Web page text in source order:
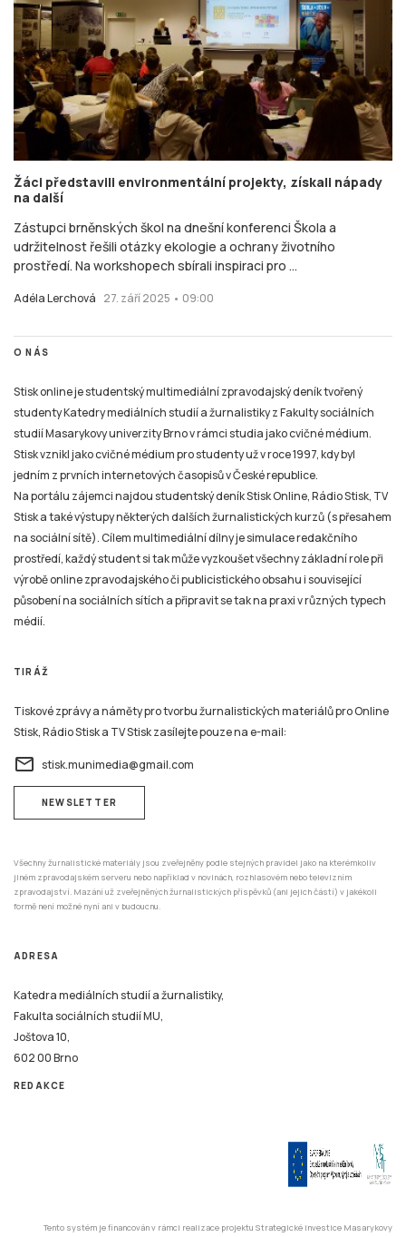
Žáci představili environmentální projekty, získali nápady
na další
Zástupci brněnských škol na dnešní konferenci Škola a
udržitelnost řešili otázky ekologie a ochrany životního
prostředí. Na workshopech sbírali inspiraci pro ...
Adéla Lerchová 27. září 2025 • 09:00
O NÁS
Stisk online je studentský multimediální zpravodajský deník tvořený
studenty Katedry mediálních studií a žurnalistiky z Fakulty sociálních
studií Masarykovy univerzity Brno v rámci studia jako cvičné médium.
Stisk vznikl jako cvičné médium pro studenty už v roce 1997, kdy byl
jedním z prvních internetových časopisů v České republice.
Na portálu zájemci najdou studentský deník Stisk Online, Rádio Stisk, TV
Stisk a také výstupy některých dalších žurnalistických kurzů (s přesahem
na sociální sítě). Cílem multimediální dílny je simulace redakčního
prostředí, každý student si tak může vyzkoušet všechny základní role při
výrobě online zpravodajského či publicistického obsahu i související
působení na sociálních sítích a připravit se tak na praxi v různých typech
médií.
TIRÁŽ
Tiskové zprávy a náměty pro tvorbu žurnalistických materiálů pro Online
Stisk, Rádio Stisk a TV Stisk zasílejte pouze na e-mail:
email stisk.munimedia@gmail.com
NEWSLETTER
Všechny žurnalistické materiály jsou zveřejněny podle stejných pravidel jako na kterémkoliv
jiném zpravodajském serveru nebo například v novinách, rozhlasovém nebo televizním
zpravodajství. Mazání už zveřejněných žurnalistických příspěvků (ani jejich částí) v jakékoli
formě není možné nyní ani v budoucnu.
ADRESA
Katedra mediálních studií a žurnalistiky,
Fakulta sociálních studií MU,
Joštova 10,
602 00 Brno
REDAKCE
Tento systém je financován v rámci realizace projektu Strategické investice Masarykovy